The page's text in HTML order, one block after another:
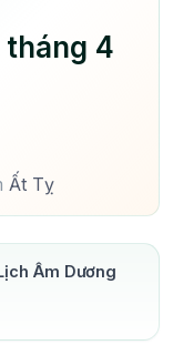
4
Ất Tỵ
Âm Dương